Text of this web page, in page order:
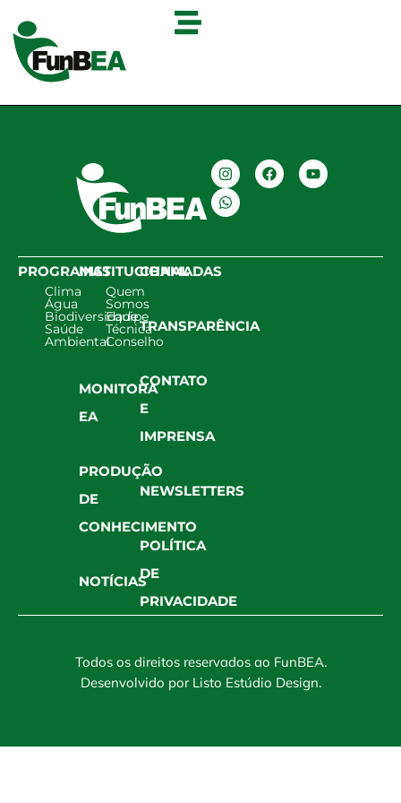
PROGRAMAS
Clima
Água
Biodiversidade
Saúde
Ambiental
INSTITUCIONAL
Quem
Somos
Equipe
Técnica
Conselho
MONITORA
EA
PRODUÇÃO
DE
CONHECIMENTO
NOTÍCIAS
CHAMADAS
TRANSPARÊNCIA
CONTATO
E
IMPRENSA
NEWSLETTERS
POLÍTICA
DE
PRIVACIDADE
Todos os direitos reservados ao FunBEA.
Desenvolvido por Listo Estúdio Design.